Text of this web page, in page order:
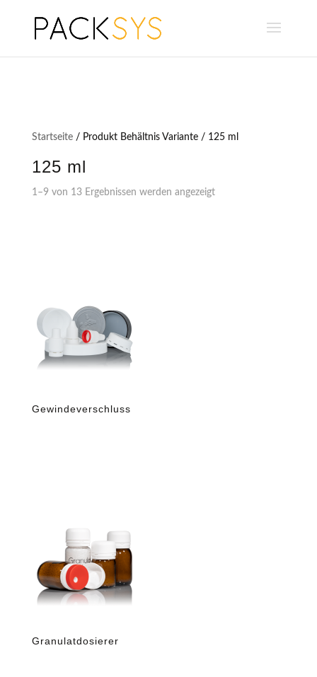
Startseite/ Produkt Behältnis Variante / 125 ml
125 ml
1–9 von 13 Ergebnissen werden angezeigt
Gewindeverschluss
Granulatdosierer